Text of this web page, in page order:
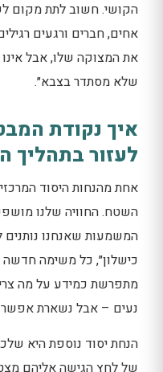
הקושי. חשוב לתת מקום
אחים, חברים ורגעים
את המצוקה שלו, אבל
שלא מסתדר בצבא״.
לעזור בתהליך
השטח. החוויה שלנו
המשמעות שאנחנו
כישלון״, כל משימה
מתפרשת כמידע על מה
נעים – אבל נשארת
הנחת יסוד נוספת היא
של לחץ הגישה אליהם